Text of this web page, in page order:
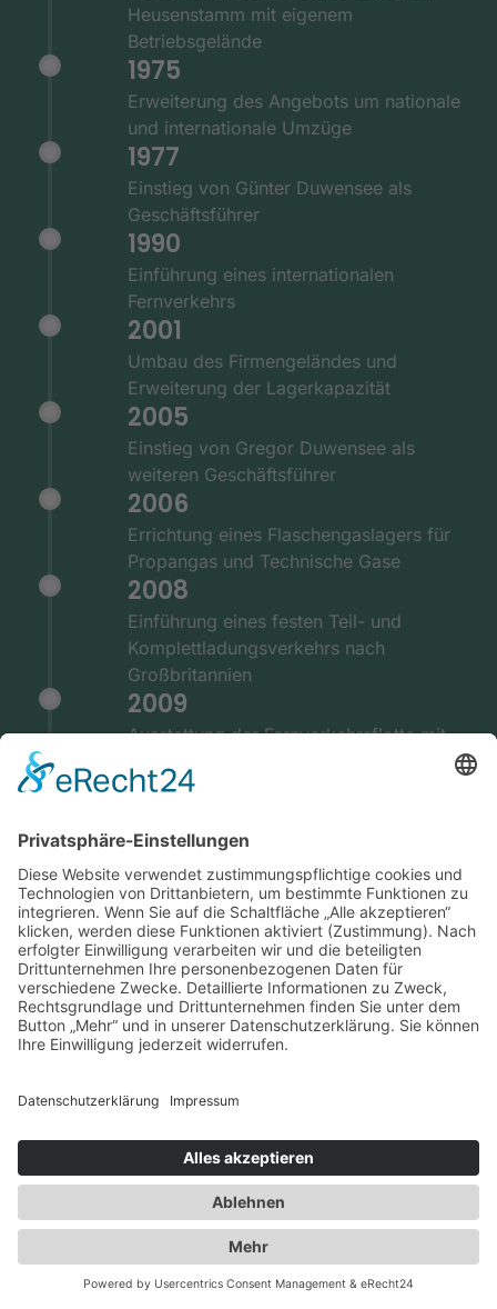
Heusenstamm mit eigenem
Betriebsgelände
1975
Erweiterung des Angebots um nationale
und internationale Umzüge
1977
Einstieg von Günter Duwensee als
Geschäftsführer
1990
Einführung eines internationalen
Fernverkehrs
2001
Umbau des Firmengeländes und
Erweiterung der Lagerkapazität
2005
Einstieg von Gregor Duwensee als
weiteren Geschäftsführer
2006
Errichtung eines Flaschengaslagers für
Propangas und Technische Gase
2008
Einführung eines festen Teil- und
Komplettladungsverkehrs nach
Großbritannien
2009
Ausstattung der Fernverkehrsflotte mit
2010
Flaschengaslagers für Propangas und
Technische Gase
2014
Umzug innerhalb Heusenstamms in
unsere neuen Räumlichkeiten an der
Martinseestraße 1
2015
50 Jahre Erfolgsgeschichte. Die Spedition
2016
Erweiterung der Lagerfläche auf knapp
18000 qm
Implementierung eines